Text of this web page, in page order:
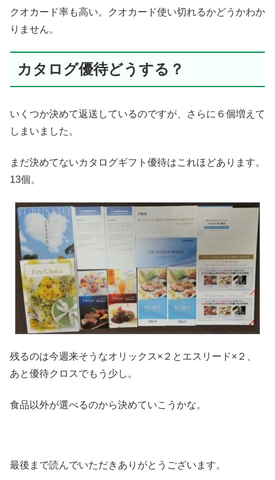
クオカード率も高い。クオカード使い切れるかどうかわか
りません。
カタログ優待どうする？
いくつか決めて返送しているのですが、さらに６個増えて
しまいました。
まだ決めてないカタログギフト優待はこれほどあります。
13個。
残るのは今週来そうなオリックス×２とエスリード×２、
あと優待クロスでもう少し。
食品以外が選べるのから決めていこうかな。
最後まで読んでいただきありがとうございます。